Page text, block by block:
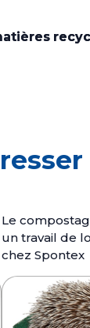
Le
un travail de
chez Spontex